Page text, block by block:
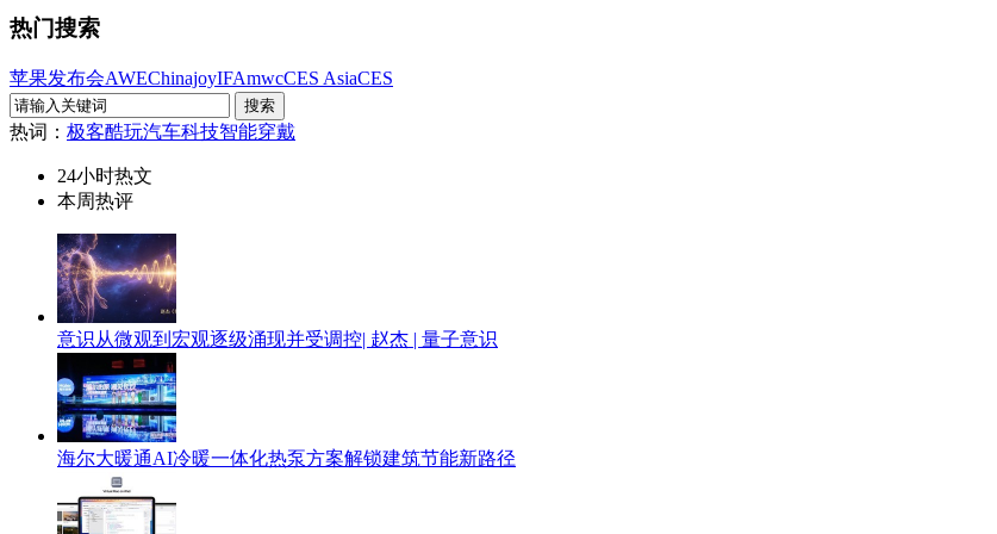
热门搜索
苹果发布会AWEChinajoyIFAmwcCES AsiaCES
热词： 极客酷玩汽车科技智能穿戴
24小时热文
本周热评
意识从微观到宏观逐级涌现并受调控| 赵杰 | 量子意识
海尔大暖通AI冷暖一体化热泵方案解锁建筑节能新路径